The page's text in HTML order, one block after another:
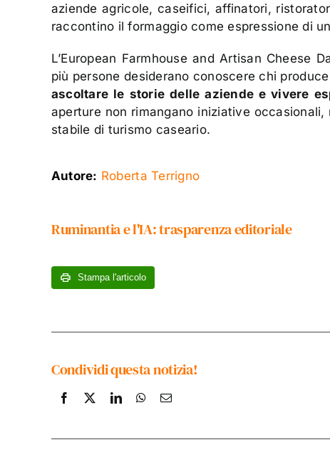
aziende agricole, caseifici, affinatori,
raccontino il formaggio come espressione di
L’European Farmhouse and Artisan Cheese
più persone desiderano conoscere chi
ascoltare le storie delle aziende e vivere
aperture non rimangano iniziative
stabile di turismo caseario.
Autore: Roberta Terrigno
Ruminantia e l'IA: trasparenza editoriale
Stampa l'articolo
Condividi questa notizia!